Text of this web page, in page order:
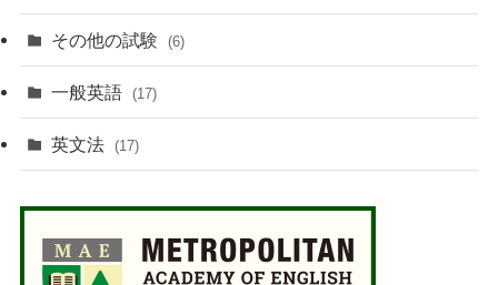
その他の試験 (6)
一般英語 (17)
英文法 (17)